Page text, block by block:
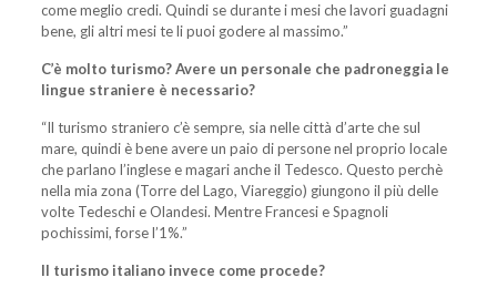
come meglio credi. Quindi se durante i mesi che lavori guadagni
bene, gli altri mesi te li puoi godere al massimo.”
C’è molto turismo? Avere un personale che padroneggia le
lingue straniere è necessario?
“Il turismo straniero c’è sempre, sia nelle città d’arte che sul
mare, quindi è bene avere un paio di persone nel proprio locale
che parlano l’inglese e magari anche il Tedesco. Questo perchè
nella mia zona (Torre del Lago, Viareggio) giungono il più delle
volte Tedeschi e Olandesi. Mentre Francesi e Spagnoli
pochissimi, forse l’1%.”
Il turismo italiano invece come procede?